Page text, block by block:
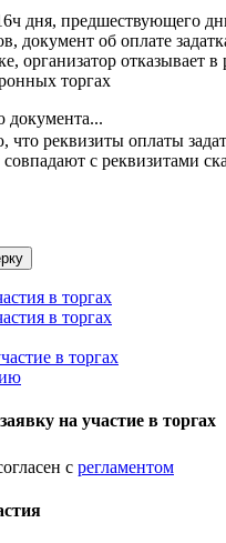
дня, предшествующего
документ об оплате
организатор отказывает в
торгах
документа...
что реквизиты оплаты
с реквизитами
в торгах
в торгах
в торгах
на участие в торгах
с регламентом